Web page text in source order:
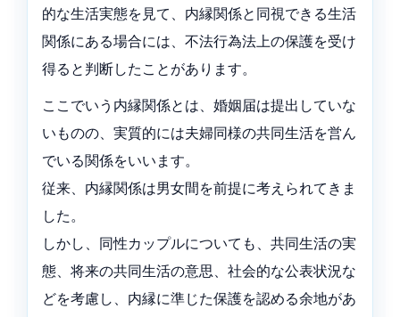
的な生活実態を見て、内縁関係と同視できる生活
関係にある場合には、不法行為法上の保護を受け
得ると判断したことがあります。
ここでいう内縁関係とは、婚姻届は提出していな
いものの、実質的には夫婦同様の共同生活を営ん
でいる関係をいいます。
従来、内縁関係は男女間を前提に考えられてきま
した。
しかし、同性カップルについても、共同生活の実
態、将来の共同生活の意思、社会的な公表状況な
どを考慮し、内縁に準じた保護を認める余地があ